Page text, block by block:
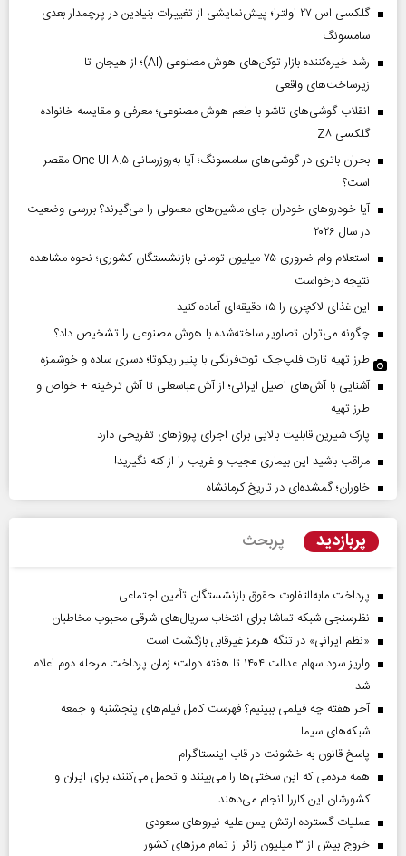
گلکسی اس ۲۷ اولترا؛ پیش‌نمایشی از تغییرات بنیادین در پرچمدار بعدی
سامسونگ
رشد خیره‌کننده بازار توکن‌های هوش مصنوعی (AI)؛ از هیجان تا
زیرساخت‌های واقعی
انقلاب گوشی‌های تاشو‌ با طعم هوش مصنوعی؛ معرفی و مقایسه خانواده
گلکسی Z۸
بحران باتری در گوشی‌های سامسونگ؛ آیا به‌روزرسانی One UI ۸.۵ مقصر
است؟
آیا خودروهای خودران جای ماشین‌های معمولی را می‌گیرند؟ بررسی وضعیت
در سال ۲۰۲۶
استعلام وام ضروری ۷۵ میلیون تومانی بازنشستگان کشوری؛ نحوه مشاهده
نتیجه درخواست
این غذای لاکچری را ۱۵ دقیقه‌ای آماده کنید
چگونه می‌توان تصاویر ساخته‌شده با هوش مصنوعی را تشخیص داد؟
طرز تهیه تارت فلپ‌جک توت‌فرنگی با پنیر ریکوتا؛ دسری ساده و خوشمزه
آشنایی با آش‌های اصیل ایرانی؛ از آش عباسعلی تا آش ترخینه + خواص و
طرز تهیه
پارک شیرین قابلیت‌ بالایی برای اجرای پروژهای تفریحی دارد
مراقب باشید این بیماری عجیب و غریب را از کنه نگیرید!
خاوران؛ گمشده‌ای در تاریخ کرمانشاه
پربازدید پربحث
پرداخت مابه‌التفاوت حقوق بازنشستگان تأمین اجتماعی
نظرسنجی شبکه تماشا برای انتخاب سریال‌های شرقی محبوب مخاطبان
«نظم ایرانی» در تنگه هرمز غیرقابل بازگشت است
واریز سود سهام عدالت ۱۴۰۴ تا هفته دولت؛ زمان پرداخت مرحله دوم اعلام
شد
آخر هفته چه فیلمی ببینیم؟ فهرست کامل فیلم‌های پنجشنبه و جمعه
شبکه‌های سیما
پاسخ قانون به خشونت در قاب اینستاگرام
همه مردمی که این سختی‌ها را می‌بینند و تحمل می‌کنند، برای ایران و
کشورشان این کاررا انجام می‌دهند
عملیات گسترده ارتش یمن علیه نیروهای سعودی
خروج بیش از ۳ میلیون زائر از تمام مرز‌های کشور